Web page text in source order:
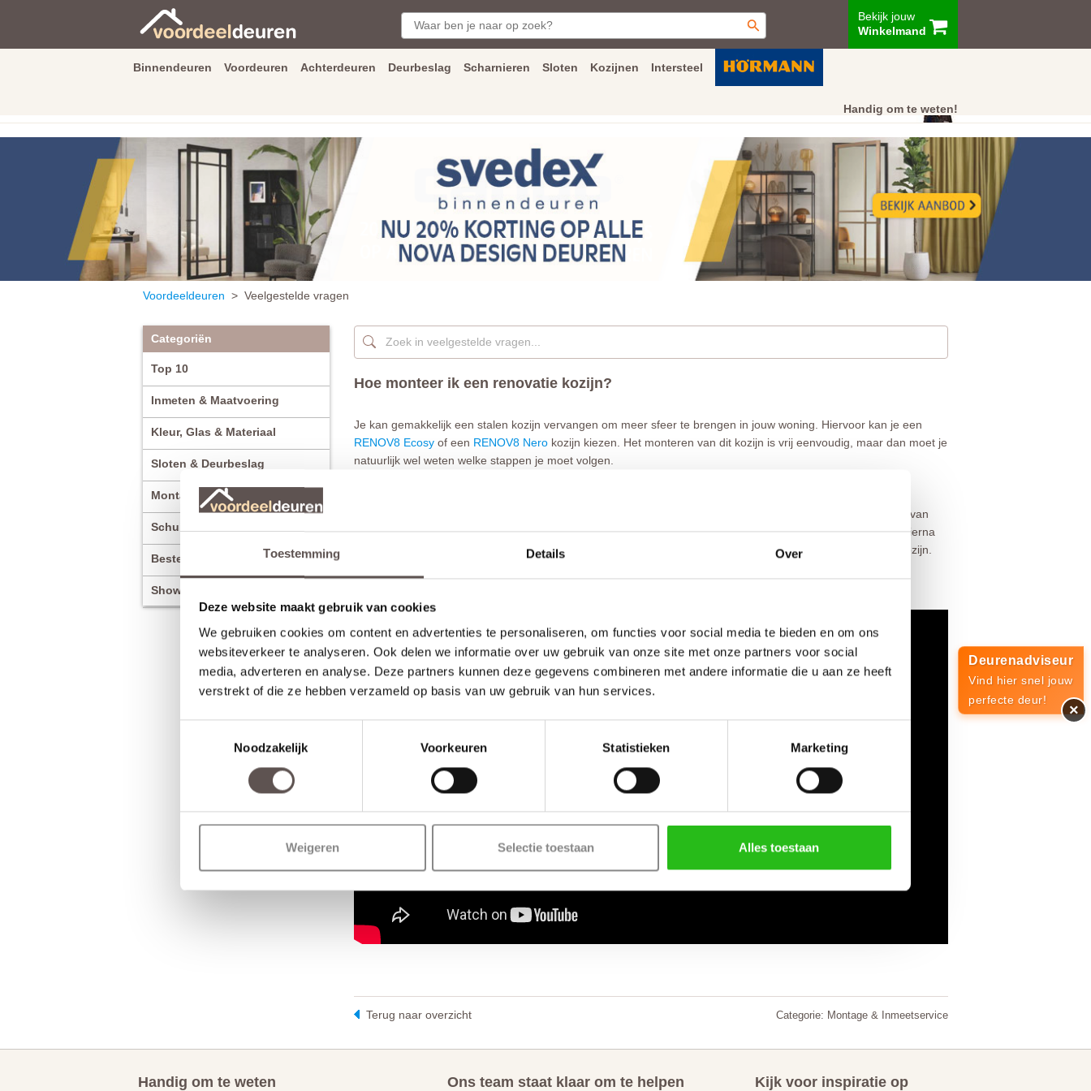
Toestemming Details Over
Deze website maakt gebruik van cookies
We gebruiken cookies om content en advertenties te personaliseren, om functies voor social media te bieden en om ons
websiteverkeer te analyseren. Ook delen we informatie over uw gebruik van onze site met onze partners voor social
media, adverteren en analyse. Deze partners kunnen deze gegevens combineren met andere informatie die u aan ze heeft
verstrekt of die ze hebben verzameld op basis van uw gebruik van hun services.
Noodzakelijk
Voorkeuren Statistieken Marketing
Weigeren Selectie toestaan Alles toestaan
Bekijk jouw
Winkelmand
Binnendeuren Voordeuren Achterdeuren Deurbeslag Scharnieren Sloten Kozijnen Intersteel
Handig om te weten!
Klantenservice
Voordeeldeuren > Veelgestelde vragen
Categoriën
Top 10
Inmeten & Maatvoering
Kleur, Glas & Materiaal
Sloten & Deurbeslag
Montage & Inmeetservice
Schuifdeuren
Bestellen & Bezorging
Showroom & Contact
Hoe monteer ik een renovatie kozijn?
Je kan gemakkelijk een stalen kozijn vervangen om meer sfeer te brengen in jouw woning. Hiervoor kan je een
RENOV8 Ecosy of een RENOV8 Nero kozijn kiezen. Het monteren van dit kozijn is vrij eenvoudig, maar dan moet je
natuurlijk wel weten welke stappen je moet volgen.
gewenste maat. Je monteert de stijlen en de bovendorpel aan elkaar vast en plaatst het geheel door middel van
montagelijm in de sparing. Je bevestigt de stijlen met de meegeleverde schroeven en pluggen in de muur. Hierna
bevestig je ook de losse architraven met montagelijm aan de muur en plaats je de sponningrubbers in het kozijn.
Montagehandleiding Austria Ecosy kozijn
Terug naar overzicht Categorie: Montage & Inmeetservice
Handig om te weten Ons team staat klaar om te helpen Kijk voor inspiratie op
Deurenadviseur
Vind hier snel jouw
perfecte deur!
×